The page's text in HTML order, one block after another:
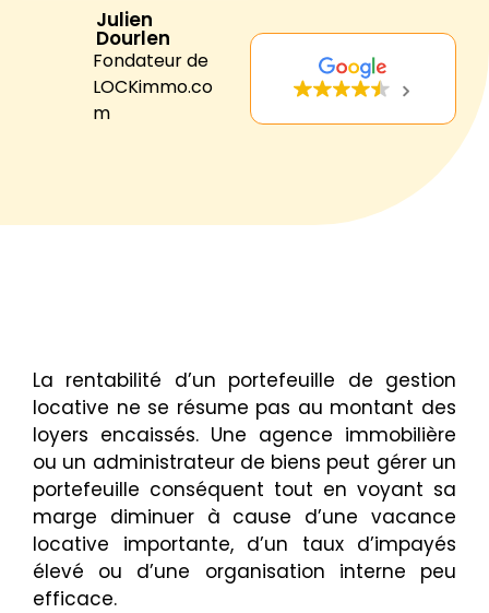
Julien
Dourlen
Fondateur de
LOCKimmo.co
m
La rentabilité d’un portefeuille de gestion
locative ne se résume pas au montant des
loyers encaissés. Une agence immobilière
ou un administrateur de biens peut gérer un
portefeuille conséquent tout en voyant sa
marge diminuer à cause d’une vacance
locative importante, d’un taux d’impayés
élevé ou d’une organisation interne peu
efficace.